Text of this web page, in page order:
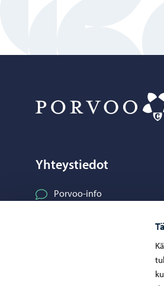
Yhteystiedot
Porvoo-info
Sähköinen asiointi ePorvoo